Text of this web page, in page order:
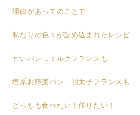
理由があってのことで
私なりの色々が詰め込まれたレシピ
甘いパン…ミルクフランスも
塩系お惣菜パン…明太子フランスも
どっちも食べたい！作りたい！